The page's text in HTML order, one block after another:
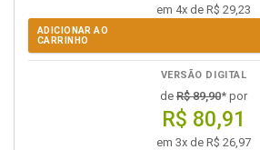
em 4x de R$ 29,23
ADICIONAR AO
CARRINHO
VERSÃO DIGITAL
de R$ 89,90* por
R$ 80,91
em 3x de R$ 26,97